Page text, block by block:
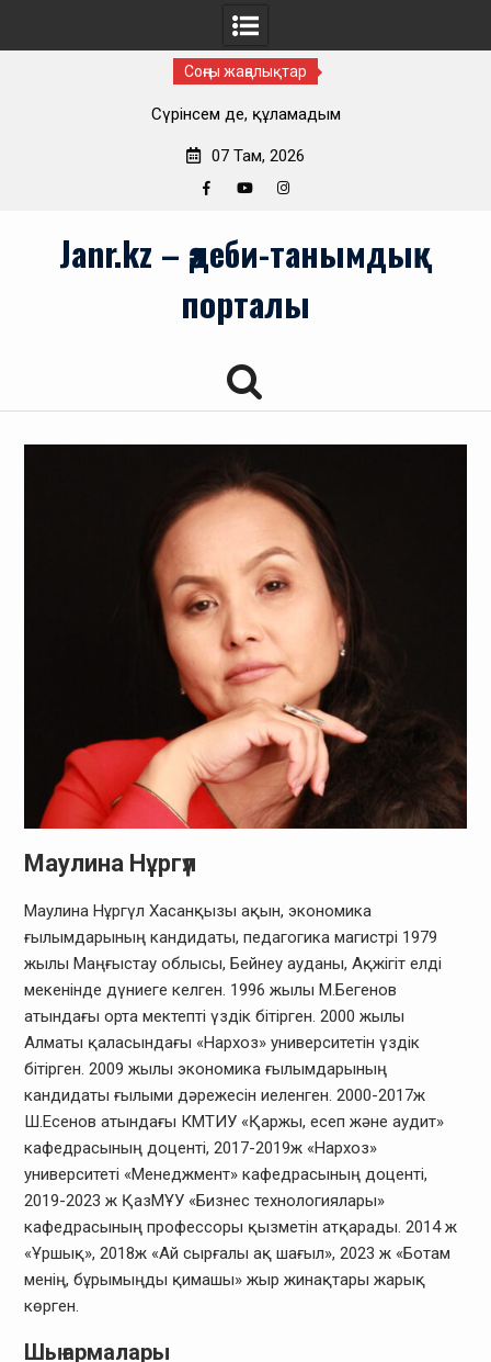
Соңғы жаңалықтар
Сүрінсем де, құламадым
07 Там, 2026
Janr.kz – әдеби-танымдық
порталы
Маулина Нұргүл
Маулина Нұргүл Хасанқызы ақын, экономика
ғылымдарының кандидаты, педагогика магистрі 1979
жылы Маңғыстау облысы, Бейнеу ауданы, Ақжігіт елді
мекенінде дүниеге келген. 1996 жылы М.Бегенов
атындағы орта мектепті үздік бітірген. 2000 жылы
Алматы қаласындағы «Нархоз» университетін үздік
бітірген. 2009 жылы экономика ғылымдарының
кандидаты ғылыми дәрежесін иеленген. 2000-2017ж
Ш.Есенов атындағы КМТИУ «Қаржы, есеп және аудит»
кафедрасының доценті, 2017-2019ж «Нархоз»
университеті «Менеджмент» кафедрасының доценті,
2019-2023 ж ҚазМҰУ «Бизнес технологиялары»
кафедрасының профессоры қызметін атқарады. 2014 ж
«Ұршық», 2018ж «Ай сырғалы ақ шағыл», 2023 ж «Ботам
менің, бұрымыңды қимашы» жыр жинақтары жарық
көрген.
Шығармалары